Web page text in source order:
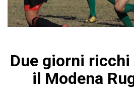
Due giorni
il Modena